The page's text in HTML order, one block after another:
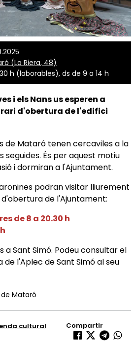
(La Riera, 48)
h (laborables), ds de 9 a 14 h
i els Nans us esperen a
d'obertura de l'edifici
de Mataró tenen cercaviles a la
seguides. És per aquest motiu
i dormiran a l'Ajuntament.
podran visitar lliurement
de l'Ajuntament:
de 8 a 20.30 h
a Sant Simó. Podeu consultar el
l'Aplec de Sant Simó al seu
Mataró
cultural
Compartir